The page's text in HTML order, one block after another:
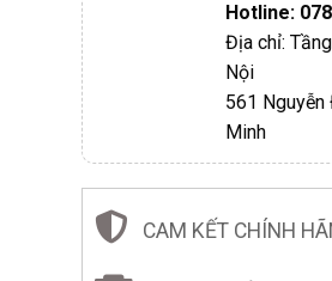
Hotline:
Địa chỉ:
Nội
561 Nguyễn
Minh
CAM KẾT CHÍNH